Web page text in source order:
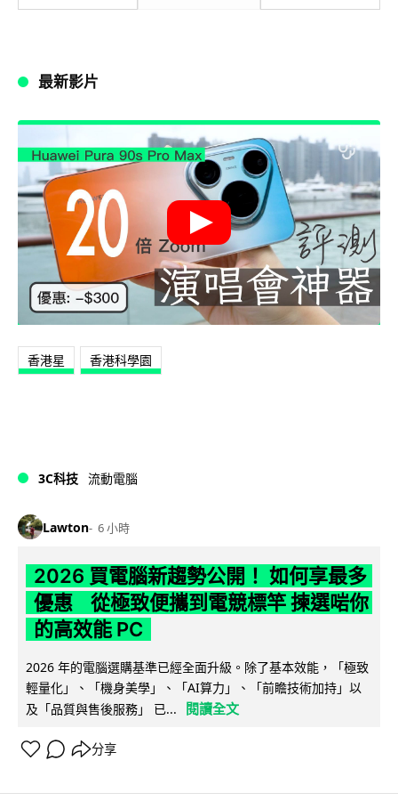
最新影片
香港星 ‎香港科學園‬
3C科技 流動電腦
Lawton 6 小時
2026 買電腦新趨勢公開！ 如何享最多
優惠 從極致便攜到電競標竿 揀選啱你
的高效能 PC
2026 年的電腦選購基準已經全面升級。除了基本效能，「極致
輕量化」、「機身美學」、「AI算力」、「前瞻技術加持」以
及「品質與售後服務」 已...
閱讀全文
分享